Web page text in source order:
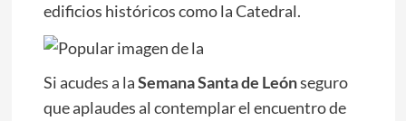
edificios históricos como la Catedral.
Si acudes a laSemana Santa de Leónseguro
que aplaudes al contemplar el encuentro de